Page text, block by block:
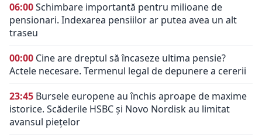
06:00Schimbare importantă pentru milioane de
pensionari. Indexarea pensiilor ar putea avea un alt
traseu
00:00 Cine are dreptul să încaseze ultima pensie?
Actele necesare. Termenul legal de depunere a cererii
23:45 Bursele europene au închis aproape de maxime
istorice. Scăderile HSBC și Novo Nordisk au limitat
avansul piețelor